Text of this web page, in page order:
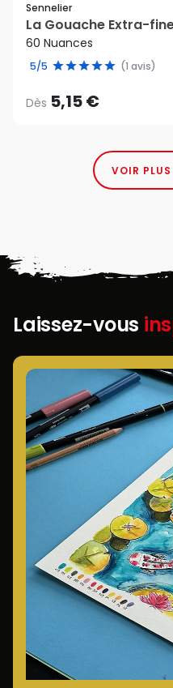
Sennelier
La Gouache Extra-
60 Nuances
5/5 (1 avis)
Dès 5,15 €
VOIR
Laissez-vous